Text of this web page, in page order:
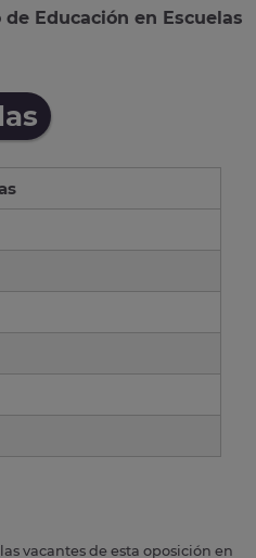
de Educación en Escuelas
vacantes de esta oposición en